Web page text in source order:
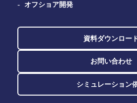
オフショア開発
資料ダウンロー
お問い合わせ
シミュレーション